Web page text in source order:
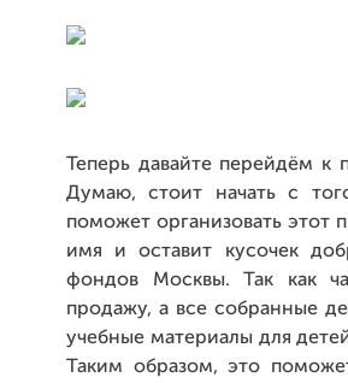
Теперь давайте перейдём
Думаю, стоит начать с
поможет организовать этот
имя и оставит кусочек
фондов Москвы. Так как
продажу, а все собранные
учебные материалы для
Таким образом, это